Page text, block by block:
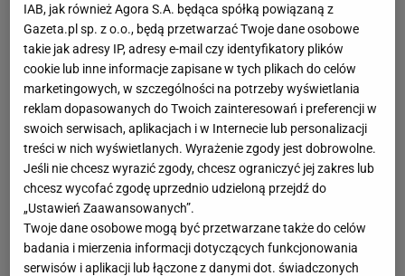
Jaqueline Carvalho urodziła się 31 grudnia 1983 roku w
Recife w Brazylii. Zawodniczka mierzy 186 cm wzrostu i
gra na pozycji przyjmującej. Jest wielokrotną
reprezentantką swojego kraju.
IAB, jak również Agora S.A. będąca spółką powiązaną z
Gazeta.pl sp. z o.o., będą przetwarzać Twoje dane osobowe
takie jak adresy IP, adresy e-mail czy identyfikatory plików
cookie lub inne informacje zapisane w tych plikach do celów
marketingowych, w szczególności na potrzeby wyświetlania
reklam dopasowanych do Twoich zainteresowań i preferencji w
swoich serwisach, aplikacjach i w Internecie lub personalizacji
treści w nich wyświetlanych. Wyrażenie zgody jest dobrowolne.
Jeśli nie chcesz wyrazić zgody, chcesz ograniczyć jej zakres lub
chcesz wycofać zgodę uprzednio udzieloną przejdź do
„Ustawień Zaawansowanych”.
Twoje dane osobowe mogą być przetwarzane także do celów
badania i mierzenia informacji dotyczących funkcjonowania
serwisów i aplikacji lub łączone z danymi dot. świadczonych